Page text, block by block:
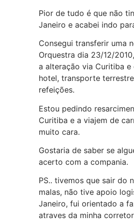
Pior de tudo é que não
Janeiro e acabei indo
Consegui transferir uma
Orquestra dia 23/12/
a alteração via Curitiba
hotel, transporte
refeições.
Estou pedindo
Curitiba e a viajem de
muito cara.
Gostaria de saber se
acerto com a compania.
PS.. tivemos que sair do
malas, não tive apoio
Janeiro, fui orientado a
atraves da minha